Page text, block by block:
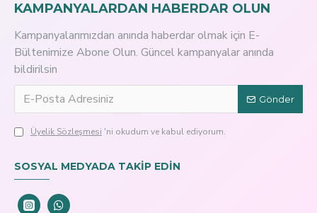
KAMPANYALARDAN HABERDAR OLUN
Kampanyalarımızdan anında haberdar olmak için E-
Bültenimize Abone Olun. Güncel kampanyalar anında
bildirilsin
Gönder
Üyelik Sözleşmesi 'ni okudum ve kabul ediyorum.
SOSYAL MEDYADA TAKİP EDİN